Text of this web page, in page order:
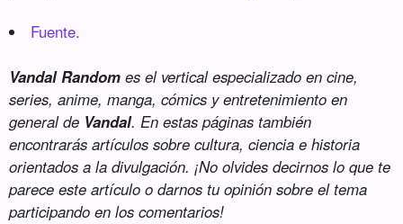
Fuente.
Vandal Random es el vertical especializado en cine,
series, anime, manga, cómics y entretenimiento en
general de Vandal. En estas páginas también
encontrarás artículos sobre cultura, ciencia e historia
orientados a la divulgación. ¡No olvides decirnos lo que te
parece este artículo o darnos tu opinión sobre el tema
participando en los comentarios!